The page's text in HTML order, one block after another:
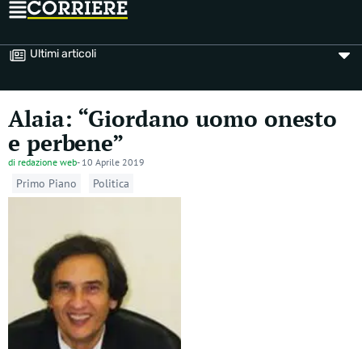
Ultimi articoli
Alaia: “Giordano uomo onesto
e perbene”
di redazione web- 10 Aprile 2019
Primo Piano Politica